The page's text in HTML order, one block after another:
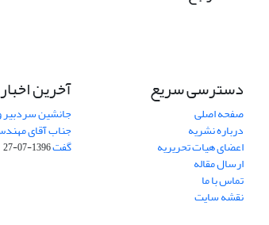
دسترسی سریع
صفحه اصلی
درباره نشریه
اعضای هیات تحریریه
ارسال مقاله
تماس با ما
نقشه سایت
آخرین اخبار
جانشین سردبیر
جناب آقای
گفت1396-07-27